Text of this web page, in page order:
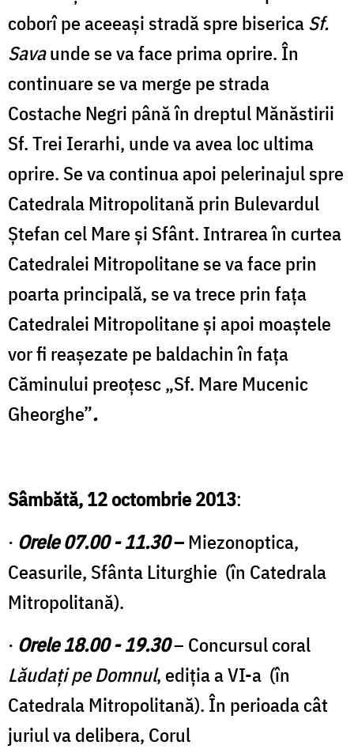
coborî pe aceeași stradă spre bisericaSf.
Savaunde se va face prima oprire. În
continuare se va merge pe strada
Costache Negri până în dreptul Mănăstirii
Sf. Trei Ierarhi, unde va avea loc ultima
oprire. Se va continua apoi pelerinajul spre
Catedrala Mitropolitană prin Bulevardul
Ștefan cel Mare și Sfânt. Intrarea în curtea
Catedralei Mitropolitane se va face prin
poarta principală, se va trece prin fața
Catedralei Mitropolitane și apoi moaștele
vor fi reașezate pe baldachin în fața
Căminului preoțesc „Sf. Mare Mucenic
Gheorghe”.
Sâmbătă, 12 octombrie 2013:
· Orele 07.00 - 11.30–Miezonoptica,
Ceasurile, Sfânta Liturghie (în Catedrala
Mitropolitană).
· Orele18.00 - 19.30– Concursul coral
Lăudaţi pe Domnul, ediţia a VI-a (în
Catedrala Mitropolitană). În perioada cât
juriul va delibera, Corul